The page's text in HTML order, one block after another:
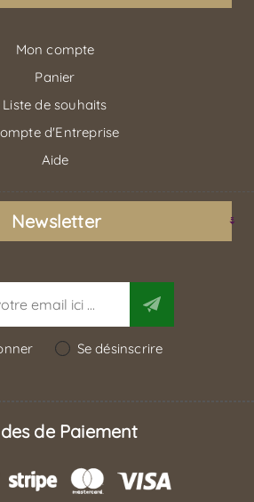
Mon compte
Panier
Liste de souhaits
d'Entreprise
Aide
Newsletter
Se désinscrire
de Paiement